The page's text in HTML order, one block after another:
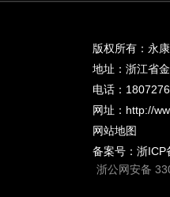
版权所有：永
地址：浙江省
电话：
网址： http://
网站地图
备案号：浙
浙公网安备